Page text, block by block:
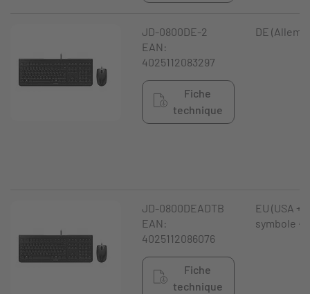
JD-0800DE-2
EAN:
4025112083297
Fiche
technique
DE
JD-0800DEADTB
EAN:
4025112086076
Fiche
technique
EU (USA +
symbole €)